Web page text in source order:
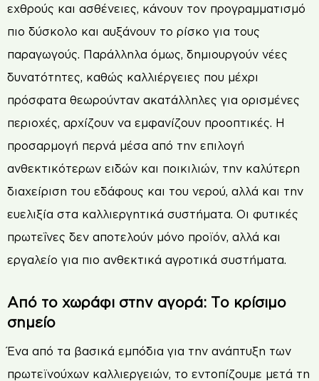
εχθρούς και ασθένειες, κάνουν τον προγραμματισμό
πιο δύσκολο και αυξάνουν το ρίσκο για τους
παραγωγούς. Παράλληλα όμως, δημιουργούν νέες
δυνατότητες, καθώς καλλιέργειες που μέχρι
πρόσφατα θεωρούνταν ακατάλληλες για ορισμένες
περιοχές, αρχίζουν να εμφανίζουν προοπτικές. Η
προσαρμογή περνά μέσα από την επιλογή
ανθεκτικότερων ειδών και ποικιλιών, την καλύτερη
διαχείριση του εδάφους και του νερού, αλλά και την
ευελιξία στα καλλιεργητικά συστήματα. Οι φυτικές
πρωτεΐνες δεν αποτελούν μόνο προϊόν, αλλά και
εργαλείο για πιο ανθεκτικά αγροτικά συστήματα.
Από το χωράφι στην αγορά: Το κρίσιμο
σημείο
Ένα από τα βασικά εμπόδια για την ανάπτυξη των
πρωτεϊνούχων καλλιεργειών, το εντοπίζουμε μετά τη